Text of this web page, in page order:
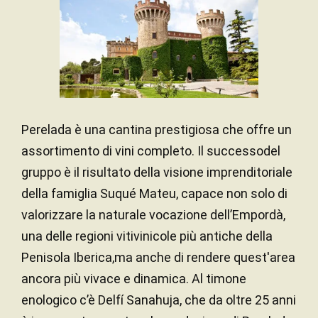
SUPERFICIE 40,00 ettari
Perelada è una cantina prestigiosa che offre un
assortimento di vini completo. Il successodel
gruppo è il risultato della visione imprenditoriale
della famiglia Suqué Mateu, capace non solo di
valorizzare la naturale vocazione dell’Empordà,
una delle regioni vitivinicole più antiche della
Penisola Iberica,ma anche di rendere quest'area
ancora più vivace e dinamica. Al timone
enologico c’è Delfí Sanahuja, che da oltre 25 anni